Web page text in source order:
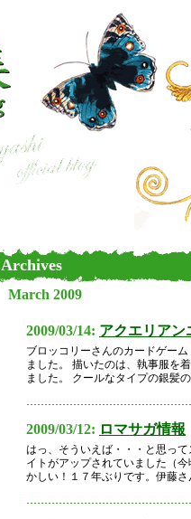
Archives
March 2009
2009/03/14: アクエリアン
ブロッコリーさんのカードゲー
ました。 描いたのは、執事服を
ました。 クールなタイプの銀髪
2009/03/12: ロマサガ情報
はっ、そういえば・・・と思っ
イトがアップされていました（
かしい！１７年ぶりです。伊藤さ